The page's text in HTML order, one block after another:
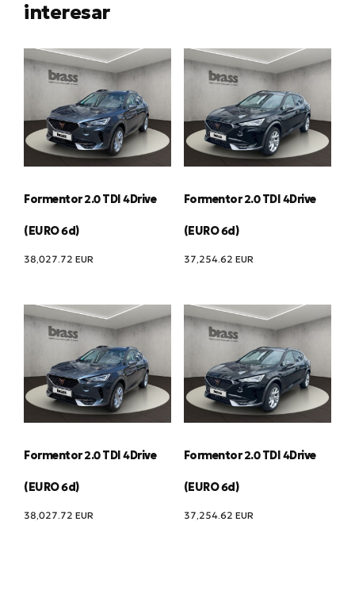
interesar
Formentor 2.0 TDI 4Drive
(EURO 6d)
38,027.72 EUR
Formentor 2.0 TDI 4Drive
(EURO 6d)
37,254.62 EUR
Formentor 2.0 TDI 4Drive
(EURO 6d)
38,027.72 EUR
Formentor 2.0 TDI 4Drive
(EURO 6d)
37,254.62 EUR